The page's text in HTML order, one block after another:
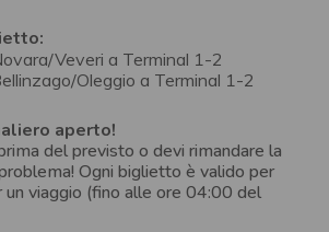
Veveri a Terminal 1-2
Oleggio a Terminal 1-2
aperto!
del previsto o devi rimandare la
Ogni biglietto è valido per
un viaggio (fino alle ore 04:00 del